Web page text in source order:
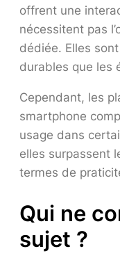
offrent une
nécessitent pas
dédiée. Elles
durables que les
Cependant, les
smartphone
usage dans
elles surpassent
termes de
Qui ne
sujet ?